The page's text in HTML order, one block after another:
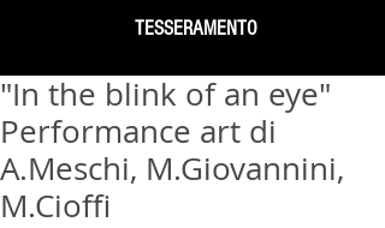
TESSERAMENTO
"In the blink of an eye"
Performance art di
A.Meschi, M.Giovannini,
M.Cioffi